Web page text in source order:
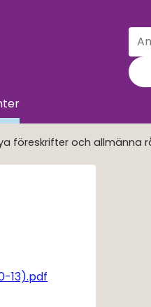
Till
Sök
föreskrifter och allmänna
13).pdf